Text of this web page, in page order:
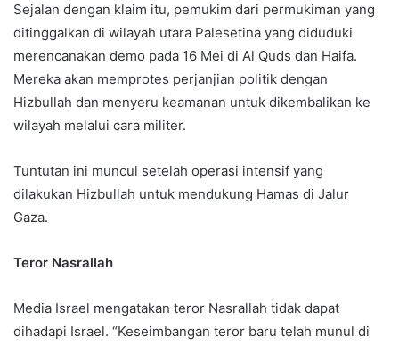
Sejalan dengan klaim itu, pemukim dari permukiman yang
ditinggalkan di wilayah utara Palesetina yang diduduki
merencanakan demo pada 16 Mei di Al Quds dan Haifa.
Mereka akan memprotes perjanjian politik dengan
Hizbullah dan menyeru keamanan untuk dikembalikan ke
wilayah melalui cara militer.
Tuntutan ini muncul setelah operasi intensif yang
dilakukan Hizbullah untuk mendukung Hamas di Jalur
Gaza.
Teror Nasrallah
Media Israel mengatakan teror Nasrallah tidak dapat
dihadapi Israel. “Keseimbangan teror baru telah munul di